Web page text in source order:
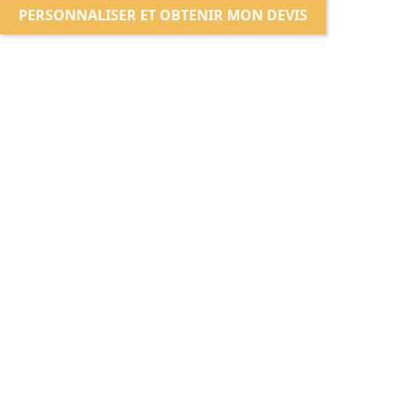
PERSONNALISER ET OBTENIR MON DEVIS